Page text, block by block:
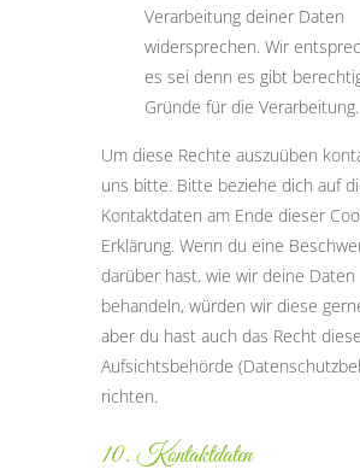
Verarbeitung deiner Daten
widersprechen. Wir
es sei denn es gibt
Gründe für die Verarbeitung.
Um diese Rechte auszuüben
uns bitte. Bitte beziehe dich auf
Kontaktdaten am Ende dieser
Erklärung. Wenn du eine
darüber hast, wie wir deine Daten
behandeln, würden wir diese
aber du hast auch das Recht
Aufsichtsbehörde
richten.
10. Kontaktdaten